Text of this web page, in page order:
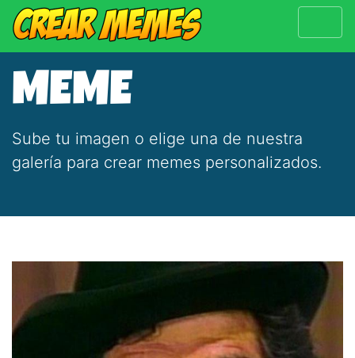
MEME
Sube tu imagen o elige una de nuestra
galería para crear memes personalizados.